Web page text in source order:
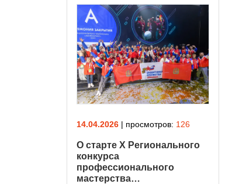
14.04.2026 | просмотров: 126
О старте X Регионального
конкурса
профессионального
мастерства…